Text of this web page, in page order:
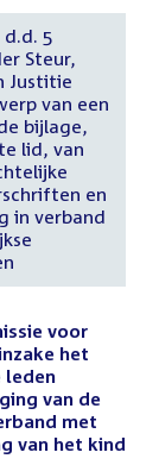
5
Steur,
Justitie
van een
bijlage,
lid, van
en
in verband
voor
het
leden
van de
met
van het kind